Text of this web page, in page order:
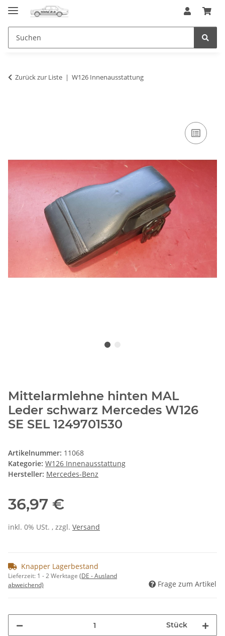
Zurück zur Liste W126 Innenausstattung
Mittelarmlehne hinten MAL
Leder schwarz Mercedes W126
SE SEL 1249701530
Artikelnummer: 11068
Kategorie: W126 Innenausstattung
Hersteller: Mercedes-Benz
36,97 €
inkl. 0% USt. , zzgl. Versand
Knapper Lagerbestand
Lieferzeit: 1 - 2 Werktage (DE - Ausland
abweichend)
Frage zum Artikel
Stück